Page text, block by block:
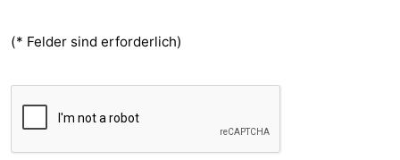
(* Felder sind erforderlich)